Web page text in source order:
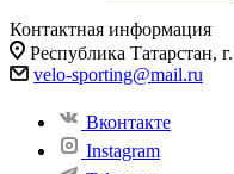
Контактная информация
Республика Татарстан,
velo-sporting@mail.ru
Вконтакте
Instagram